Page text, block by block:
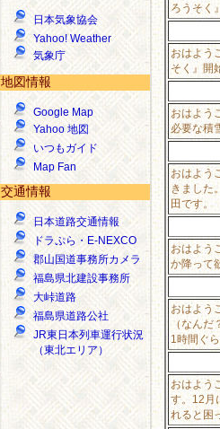
日本気象協会
Yahoo! Weather
気象庁
地図情報
Google Map
Yahoo 地図
いつもガイド
Map Fan
交通情報
日本道路交通情報
ドラぷら・E-NEXCO
郡山国道事務所カメラ
福島県北建設事務所
大峠道路
福島県道路公社
JR東日本列車運行状況
（東北エリア）
ろうそく
おはよう
そく』開
おはよう
必要な積
おはよう
きました
田です。
おはよう
か降って
おはよう
（なんだ
1時間ぐ
おはよう
す。12月
れると困